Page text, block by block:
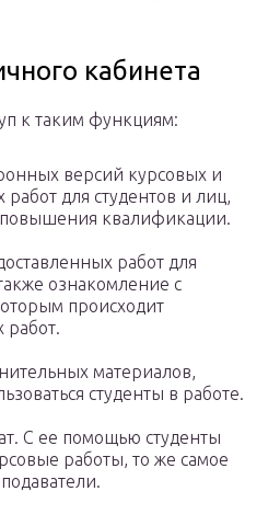
кабинета
к таким функциям:
версий курсовых и
для студентов и лиц,
квалификации.
работ для
ознакомление с
происходит
работ.
материалов,
студенты в работе.
С ее помощью студенты
работы, то же самое